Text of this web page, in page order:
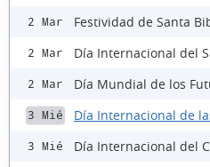
2 Mar Festividad de Santa
2 Mar Día Internacional del
2 Mar Día Mundial de los
3 Mié Día Internacional de
3 Mié Día Internacional del